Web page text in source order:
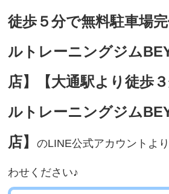
徒歩５分で無料駐車場
ルトレーニングジム
店】【大通駅より徒歩
ルトレーニングジム
店】のLINE公式アカウントよ
わせください♪